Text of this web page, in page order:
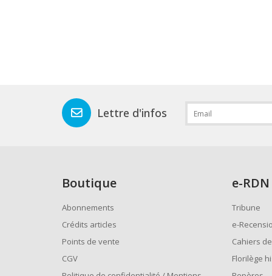
Lettre d'infos
Boutique
Abonnements
Crédits articles
Points de vente
CGV
e-RDN
Tribune
e-
Cahiers
Florilège